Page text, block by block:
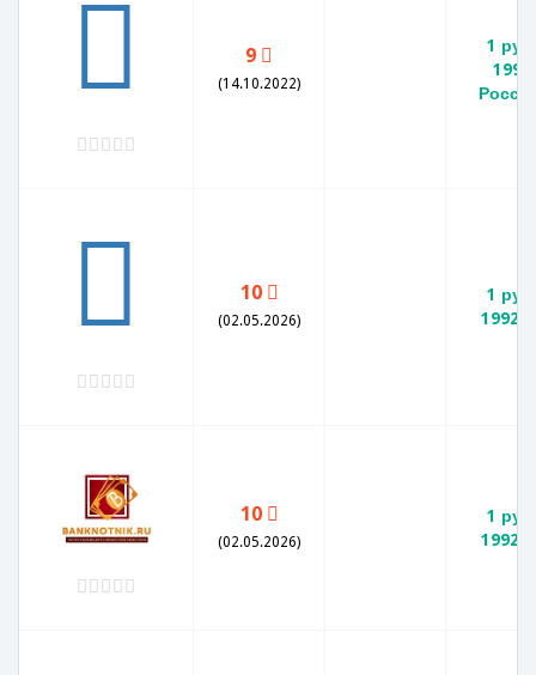
9
(14.10.2022)
1
1992
10
(02.05.2026)
1
1992
10
(02.05.2026)
1
1992